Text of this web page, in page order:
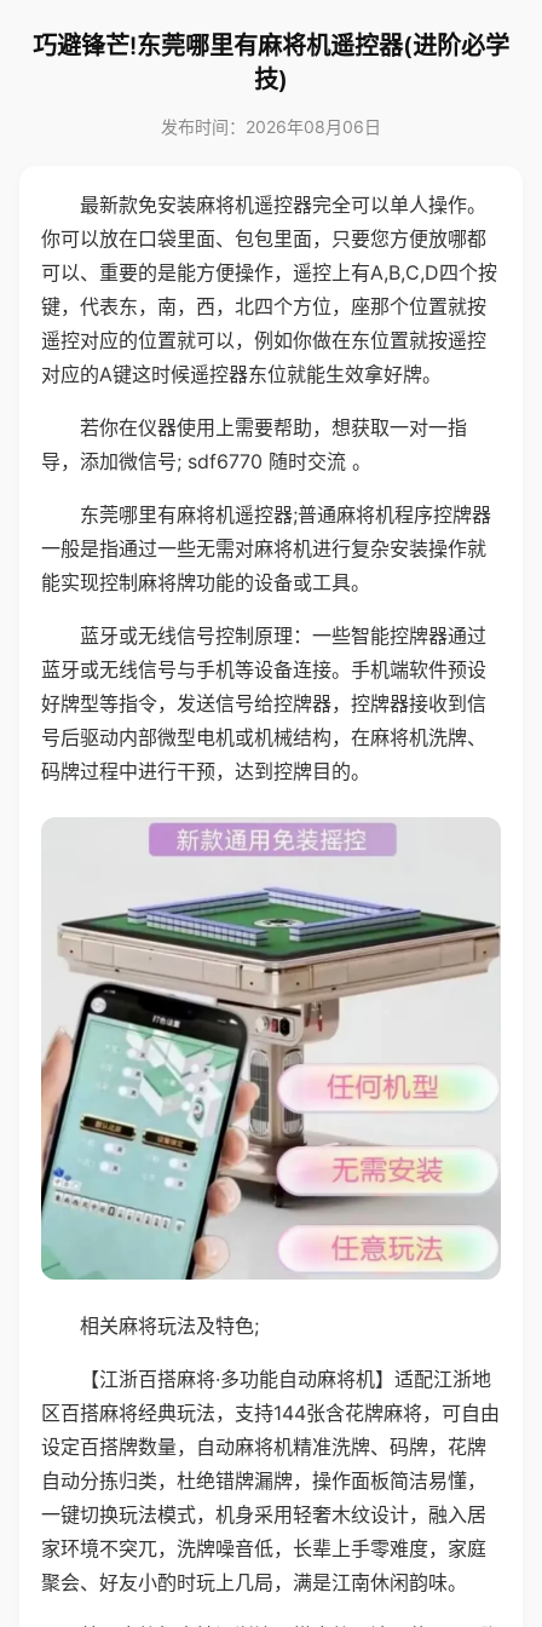
巧避锋芒!东莞哪里有麻将机遥控器(进阶必学
技)
发布时间：2026年08月06日
最新款免安装麻将机遥控器完全可以单人操作。
你可以放在口袋里面、包包里面，只要您方便放哪都
可以、重要的是能方便操作，遥控上有A,B,C,D四个按
键，代表东，南，西，北四个方位，座那个位置就按
遥控对应的位置就可以，例如你做在东位置就按遥控
对应的A键这时候遥控器东位就能生效拿好牌。
若你在仪器使用上需要帮助，想获取一对一指
导，添加微信号; sdf6770 随时交流 。
东莞哪里有麻将机遥控器;普通麻将机程序控牌器
一般是指通过一些无需对麻将机进行复杂安装操作就
能实现控制麻将牌功能的设备或工具。
蓝牙或无线信号控制原理：一些智能控牌器通过
蓝牙或无线信号与手机等设备连接。手机端软件预设
好牌型等指令，发送信号给控牌器，控牌器接收到信
号后驱动内部微型电机或机械结构，在麻将机洗牌、
码牌过程中进行干预，达到控牌目的。
相关麻将玩法及特色;
【江浙百搭麻将·多功能自动麻将机】适配江浙地
区百搭麻将经典玩法，支持144张含花牌麻将，可自由
设定百搭牌数量，自动麻将机精准洗牌、码牌，花牌
自动分拣归类，杜绝错牌漏牌，操作面板简洁易懂，
一键切换玩法模式，机身采用轻奢木纹设计，融入居
家环境不突兀，洗牌噪音低，长辈上手零难度，家庭
聚会、好友小酌时玩上几局，满是江南休闲韵味。